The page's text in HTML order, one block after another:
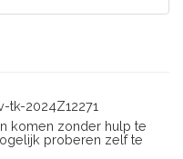
tk-2024Z12271
komen zonder hulp te
proberen zelf te